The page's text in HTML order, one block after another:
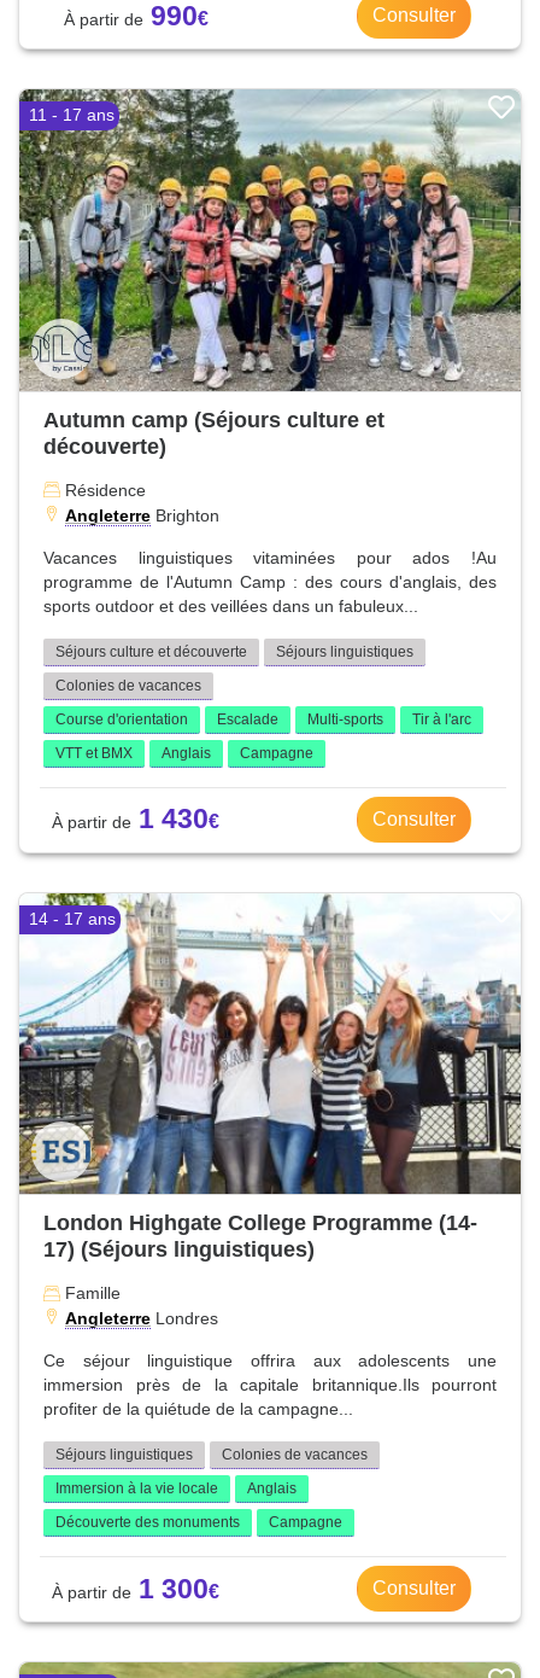
990 Consulter
11 - 17 ans
Autumn camp (Séjours culture et
découverte)
Résidence
Angleterre Brighton
Vacances linguistiques vitaminées pour ados !Au
programme de l'Autumn Camp : des cours d'anglais, des
sports outdoor et des veillées dans un fabuleux...
Séjours culture et découverte
Séjours linguistiques
Colonies de vacances
Course d'orientation
Escalade Multi-sports
Tir à l'arc
VTT et BMX
Anglais Campagne
1 430 Consulter
14 - 17 ans
London Highgate College Programme (14-
17) (Séjours linguistiques)
Famille
Angleterre Londres
Ce séjour linguistique offrira aux adolescents une
immersion près de la capitale britannique.Ils pourront
profiter de la quiétude de la campagne...
Séjours linguistiques
Colonies de vacances
Immersion à la vie locale
Anglais
Découverte des monuments
Campagne
1 300 Consulter